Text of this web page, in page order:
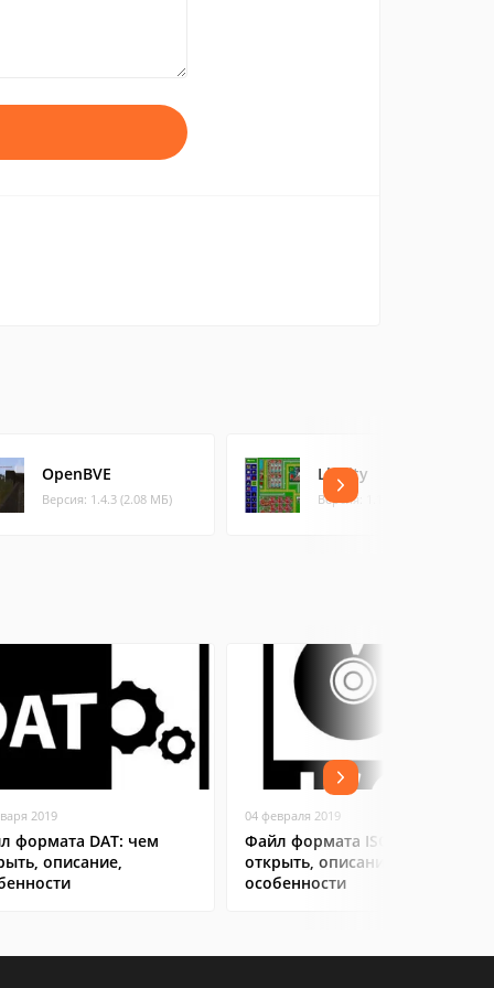
OpenBVE
Версия: 1.4.3 (2.08 МБ)
Lincity
Версия: 1.13.3 (1.11 МБ)
2019
формата DAT: чем
описание,
04 февраля 2019
Файл формата ISO: чем
открыть, описание,
особенности